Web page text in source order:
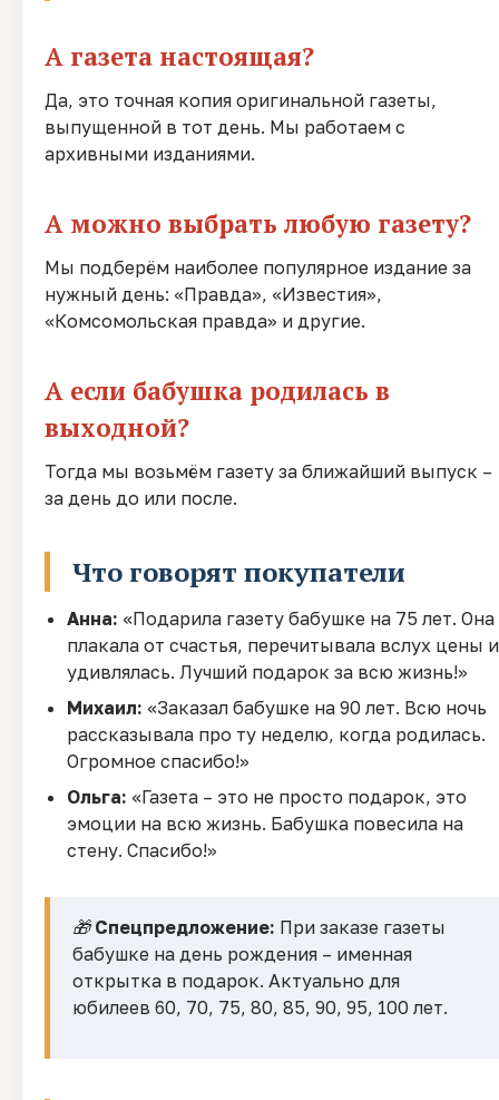
А газета настоящая?
Да, это точная копия оригинальной газеты,
выпущенной в тот день. Мы работаем с
архивными изданиями.
А можно выбрать любую газету?
Мы подберём наиболее популярное издание за
нужный день: «Правда», «Известия»,
«Комсомольская правда» и другие.
А если бабушка родилась в
выходной?
Тогда мы возьмём газету за ближайший выпуск –
за день до или после.
Что говорят покупатели
Анна: «Подарила газету бабушке на 75 лет. Она
плакала от счастья, перечитывала вслух цены и
удивлялась. Лучший подарок за всю жизнь!»
Михаил: «Заказал бабушке на 90 лет. Всю ночь
рассказывала про ту неделю, когда родилась.
Огромное спасибо!»
Ольга: «Газета – это не просто подарок, это
эмоции на всю жизнь. Бабушка повесила на
стену. Спасибо!»
🎁Спецпредложение: При заказе газеты
бабушке на день рождения – именная
открытка в подарок. Актуально для
юбилеев 60, 70, 75, 80, 85, 90, 95, 100 лет.